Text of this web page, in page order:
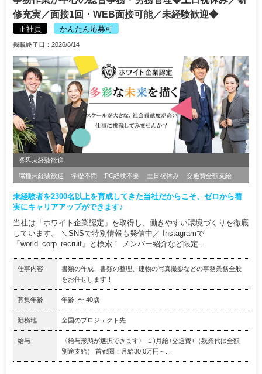
修充実／面接1回・WEB面接可能／未経験歓迎◆
正社員 かんたん応募可
掲載終了日：2026/8/14
業界未経験歓迎
職種未経験歓迎 学歴不問 PC経験不要 土日祝休み 交通費全額支給
未経験者を2300名以上を育成してきた当社だからこそ、ゼロから着
実にキャリアアップができます♪
当社は「ホワイト企業認定」を取得し、働きやすい環境づくりを徹底
しています。 ＼SNSで特別情報も発信中／ Instagramで
「world_corp_recruit」と検索！ メンバー紹介など限定...
仕事内容
書類の作成、書類の整理、建物の写真撮影などの事務業務全般
をお任せします！
募集年齢 年齢: 〜 40歳
勤務地 全国のプロジェクト先
給与
〈給与形態が選択できます〉 １)月給+交通費+（残業代は全額
別途支給） 首都圏：月給30.0万円～...